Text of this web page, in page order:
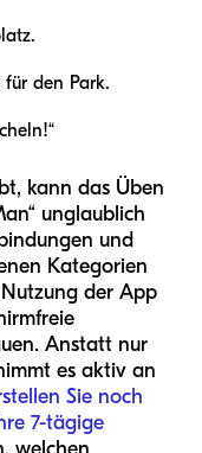
den Park.
kann das Üben
unglaublich
und
Kategorien
der App
Anstatt nur
es aktiv an
Sie noch
7-tägige